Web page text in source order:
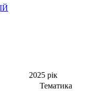
2025 рік
Тематика